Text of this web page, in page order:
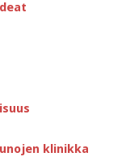
klinikka